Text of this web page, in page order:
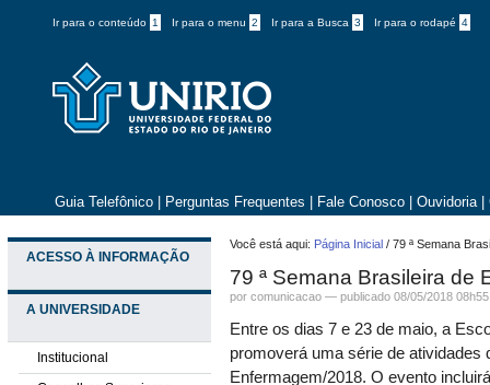
Ir para o conteúdo 1 Ir para o menu 2 Ir para a Busca 3 Ir para o rodapé 4
Guia Telefônico Perguntas Frequentes Fale Conosco Ouvidoria
ACESSO À INFORMAÇÃO
A UNIVERSIDADE
Institucional
Você está aqui: Página Inicial /79 ª Semana
79 ª Semana Brasileira de
por comunicacao —publicado 08/05/2018
Entre os dias 7 e 23 de maio, a
promoverá uma série de atividades
Enfermagem/2018. O evento